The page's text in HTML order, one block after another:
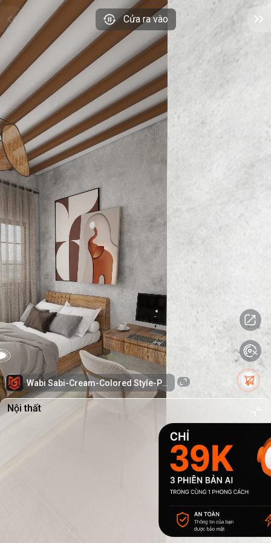
Cửa ra vào
Wabi Sabi-Cream-Colored Style-PLWS
Nội thất